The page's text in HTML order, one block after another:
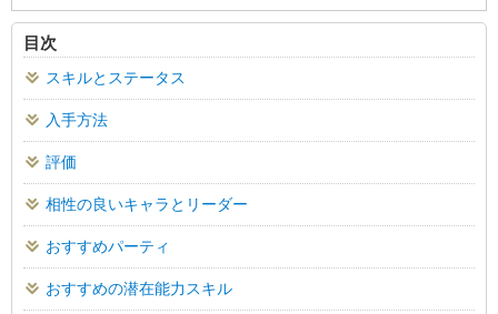
目次
スキルとステータス
入手方法
評価
相性の良いキャラとリーダー
おすすめパーティ
おすすめの潜在能力スキル